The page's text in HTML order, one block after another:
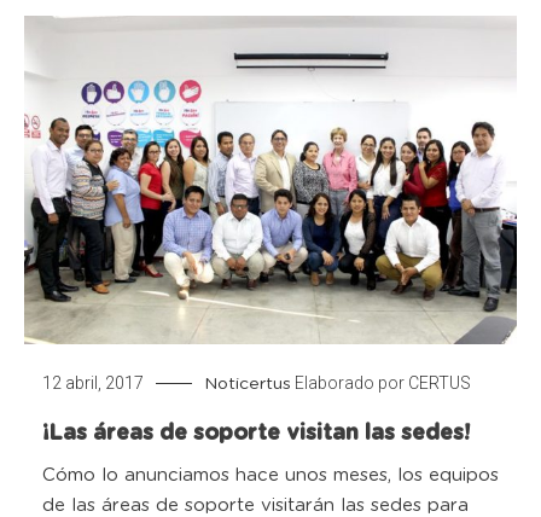
12 abril, 2017 Noticertus Elaborado por CERTUS
¡Las áreas de soporte visitan las sedes!
Cómo lo anunciamos hace unos meses, los equipos
de las áreas de soporte visitarán las sedes para